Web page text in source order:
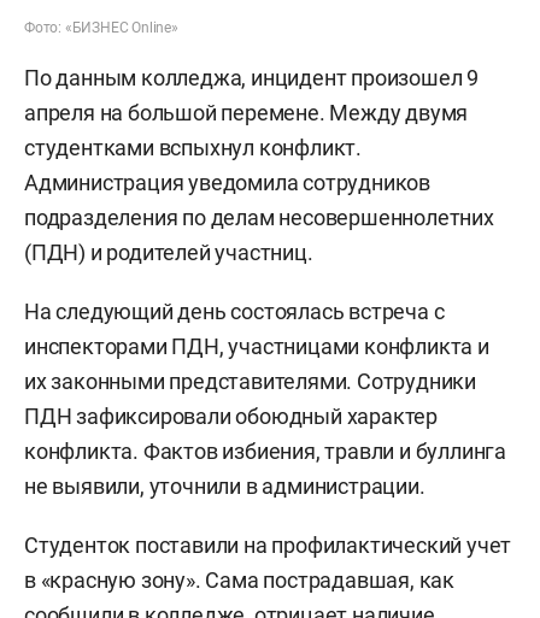
Фото: «БИЗНЕС Online»
По данным колледжа, инцидент произошел 9
апреля на большой перемене. Между двумя
студентками вспыхнул конфликт.
Администрация уведомила сотрудников
подразделения по делам несовершеннолетних
(ПДН) и родителей участниц.
На следующий день состоялась встреча с
инспекторами ПДН, участницами конфликта и
их законными представителями. Сотрудники
ПДН зафиксировали обоюдный характер
конфликта. Фактов избиения, травли и буллинга
не выявили, уточнили в администрации.
Студенток поставили на профилактический учет
в «красную зону». Сама пострадавшая, как